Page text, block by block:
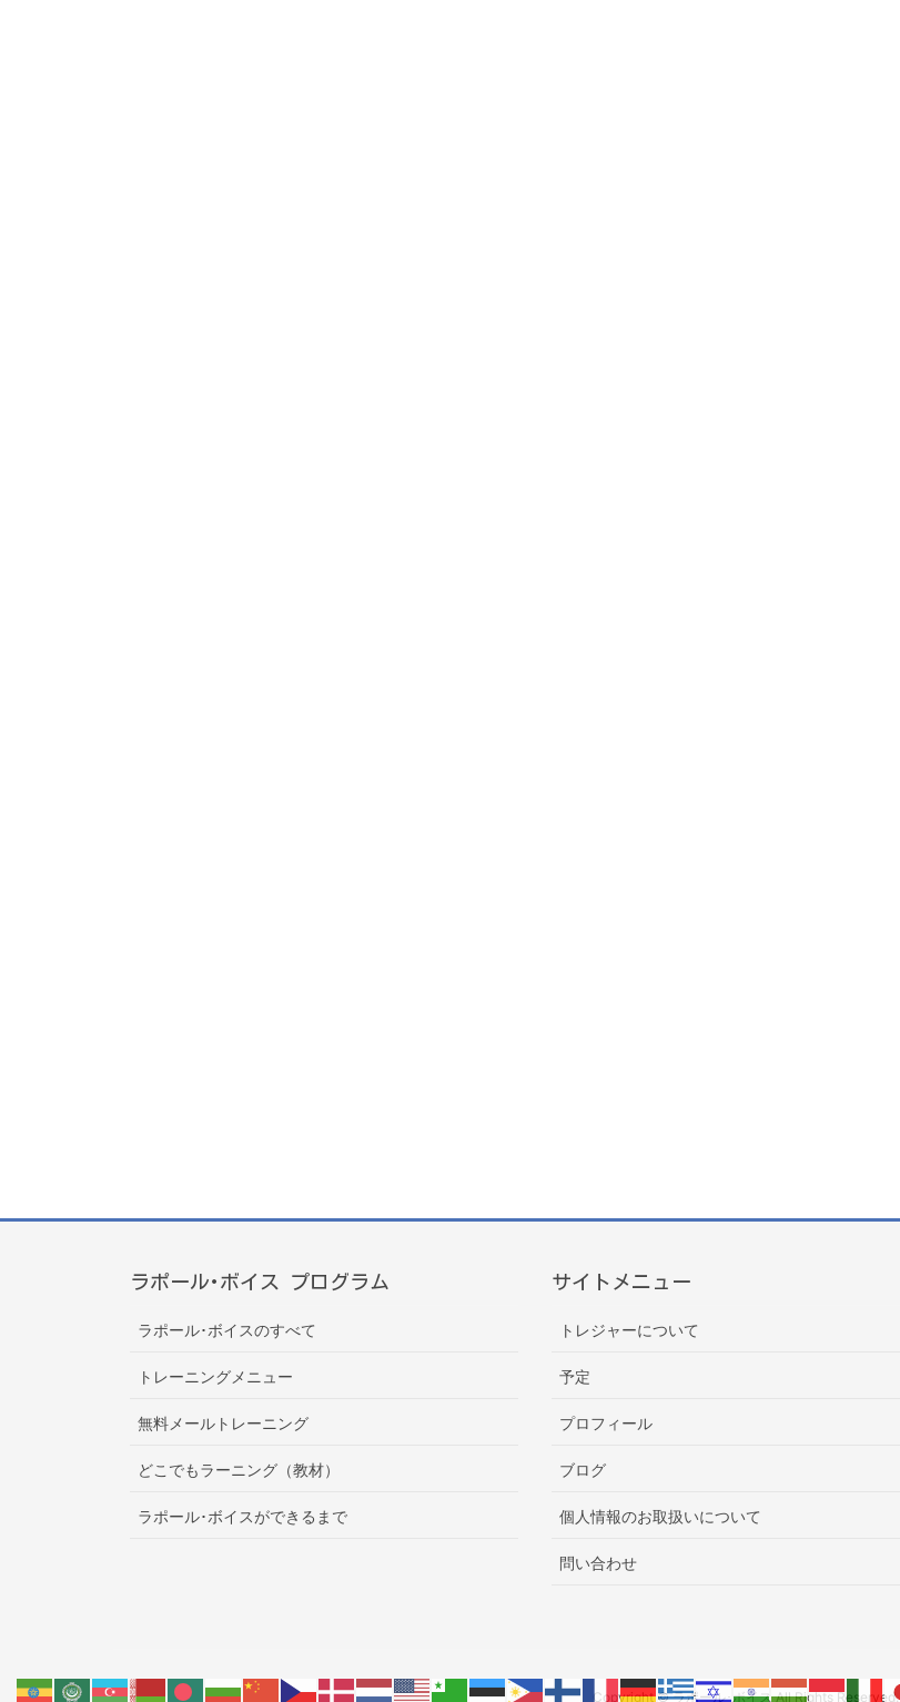
ラポール･ボイス プログラム
ラポール･ボイスのすべて
トレーニングメニュー
無料メールトレーニング
どこでもラーニング（教材）
ラポール･ボイスができるまで
サイトメニュー
トレジャーについて
予定
プロフィール
ブログ
個人情報のお取扱いについて
問い合わせ
Copyright © ラポール･ボイス All Rights Reserved.